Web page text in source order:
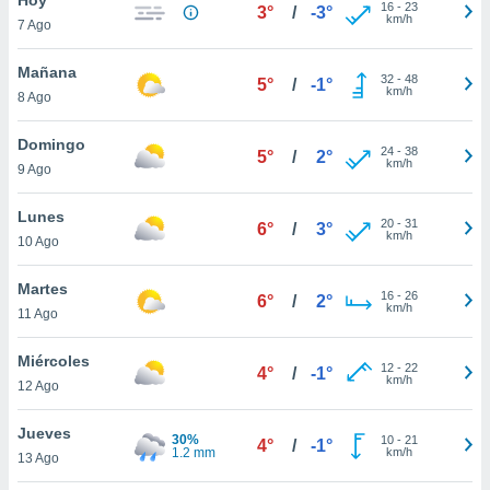
en
más
nuestra
de
cookies
aceptar
7 Ago
3° / -3° 16- 23
km/h
Mañana
8 Ago
5° / -1° 32- 48
km/h
Domingo
9 Ago
5° / 2° 24- 38
km/h
Lunes
10 Ago
6° / 3° 20- 31
km/h
Martes
11 Ago
6° / 2° 16- 26
km/h
Miércoles
12 Ago
4° / -1° 12- 22
km/h
Jueves
13 Ago
30%
1.2 mm
4° / -1° 10- 21
km/h